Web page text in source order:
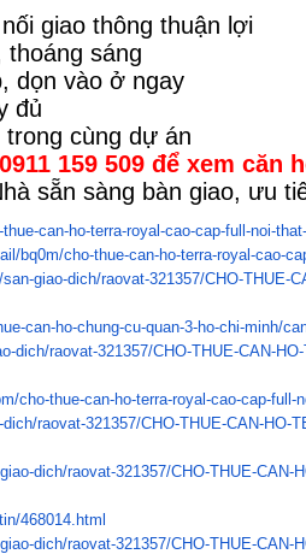
giao thông thuận lợi
thoáng sáng
dọn vào ở ngay
đủ
cùng dự án
159 509 để xem
sẵn sàng bàn giao, ưu
thue-can-ho-terra-royal-cao-cap-full-noi-
bq0m/cho-thue-can-ho-terra-royal-cao-
san-giao-dich/raovat-321357/CHO-THUE-
can-ho-chung-cu-quan-3-ho-chi-minh/
dich/raovat-321357/CHO-THUE-CAN-
cho-thue-can-ho-terra-royal-cao-cap-full-
dich/raovat-321357/CHO-THUE-CAN-HO-
giao-dich/raovat-321357/CHO-THUE-CAN-
tin/468014.html
giao-dich/raovat-321357/CHO-THUE-CAN-